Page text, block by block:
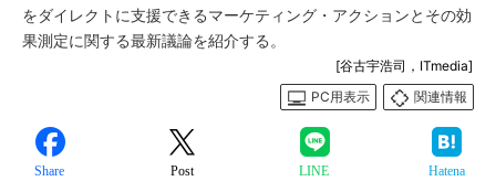
をダイレクトに支援できるマーケティング・アクションとその効
果測定に関する最新議論を紹介する。
[谷古宇浩司，ITmedia]
PC用表示
関連情報
Share Post LINE Hatena